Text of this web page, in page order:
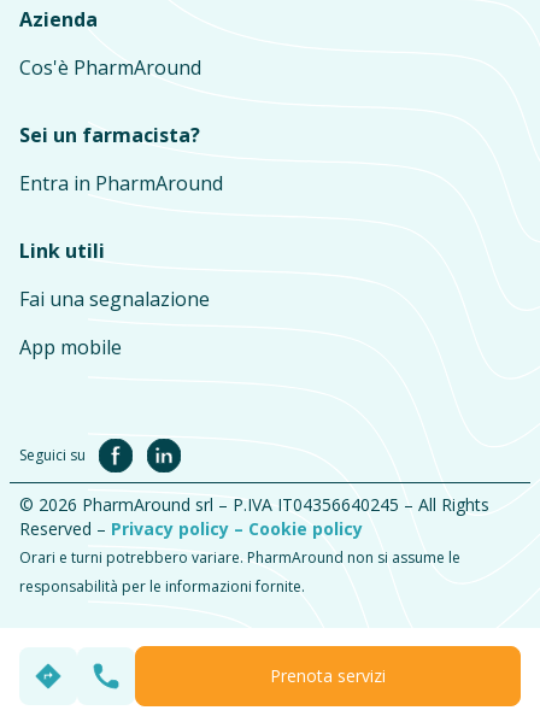
Azienda
Cos'è PharmAround
Sei un farmacista?
Entra in PharmAround
Link utili
Fai una segnalazione
App mobile
Seguici su
© 2026 PharmAround srl – P.IVA IT04356640245 – All Rights
Reserved – Privacy policy – Cookie policy
Orari e turni potrebbero variare. PharmAround non si assume le
responsabilità per le informazioni fornite.
Prenota servizi